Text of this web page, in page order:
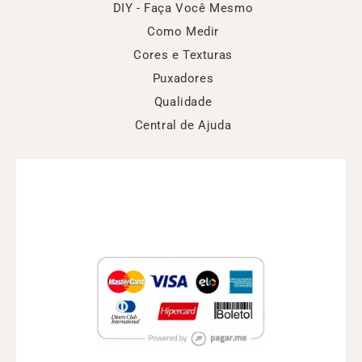
DIY - Faça Você Mesmo
Como Medir
Cores e Texturas
Puxadores
Qualidade
Central de Ajuda